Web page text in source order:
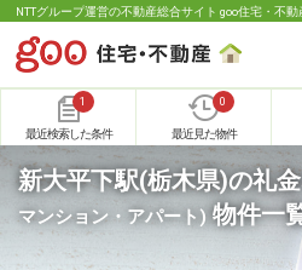
NTTグループ運営の不動産総合サイト goo住宅・不動
1
最近検索した条件
0
最近見た物件
新大平下駅(栃木県)の礼
マンション・アパート) 物件一